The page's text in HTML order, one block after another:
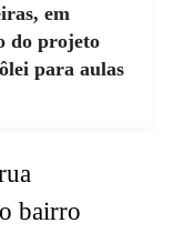
em
do projeto
para aulas
bairro